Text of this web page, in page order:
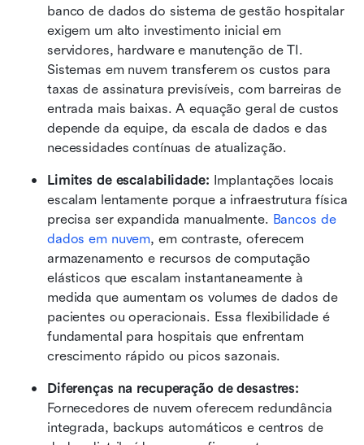
banco de dados do sistema de gestão hospitalar
exigem um alto investimento inicial em
servidores, hardware e manutenção de TI.
Sistemas em nuvem transferem os custos para
taxas de assinatura previsíveis, com barreiras de
entrada mais baixas. A equação geral de custos
depende da equipe, da escala de dados e das
necessidades contínuas de atualização.
Limites de escalabilidade: Implantações locais
escalam lentamente porque a infraestrutura física
precisa ser expandida manualmente. Bancos de
dados em nuvem, em contraste, oferecem
armazenamento e recursos de computação
elásticos que escalam instantaneamente à
medida que aumentam os volumes de dados de
pacientes ou operacionais. Essa flexibilidade é
fundamental para hospitais que enfrentam
crescimento rápido ou picos sazonais.
Fornecedores de nuvem oferecem redundância
integrada, backups automáticos e centros de